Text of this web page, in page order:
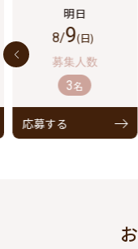
8/9(日)
3名
応募する